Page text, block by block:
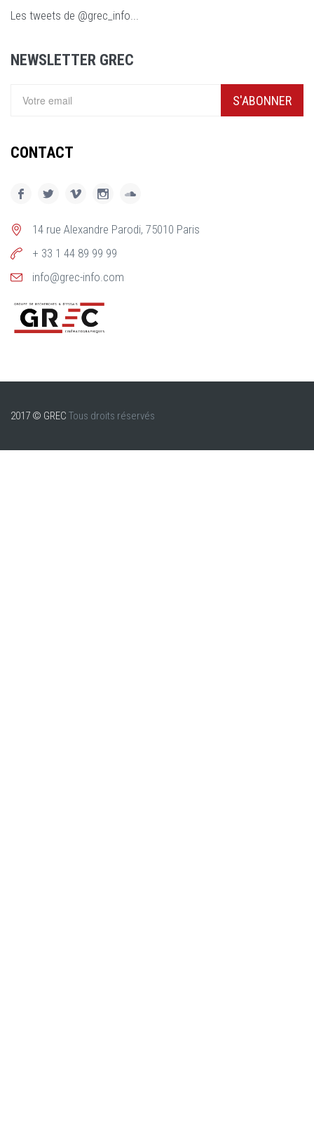
Les tweets de @grec_info...
NEWSLETTER GREC
S'ABONNER
CONTACT
14 rue Alexandre Parodi, 75010 Paris
+ 33 1 44 89 99 99
info@grec-info.com
2017 © GREC Tous droits réservés